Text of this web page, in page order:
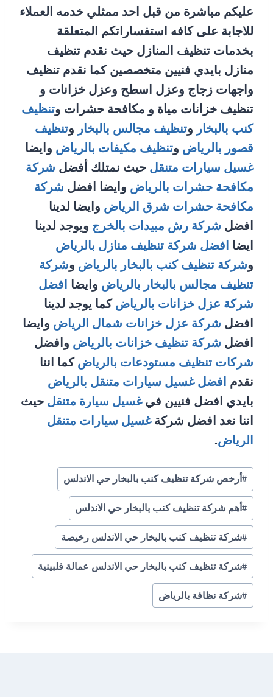
عليكم مباشرة من قبل احد ممثلي خدمه العملاء
للاجابة على كافه استفساراتكم المتعلقة
بخدمات تنظيف المنازل حيث نقدم تنظيف
منازل بايدي فنيين متخصصين كما نقدم تنظيف
واجهات زجاج وعزل اسطح وعزل خزانات و
تنظيف خزانات مياة و مكافحة حشرات وتنظيف
كنب بالبخار وتنظيف مجالس بالبخار وتنظيف
قصور بالرياض وتنظيف مكيفات بالرياض وايضا
غسيل سيارات متنقل حيث نمتلك أفضل شركة
مكافحة حشرات بالرياض وايضا افضل شركة
مكافحة حشرات شرق الرياض وايضا لدينا
افضل شركة رش مبيدات بالخرج ويوجد لدينا
ايضا
افضل شركة تنظيف منازل بالرياض
وشركة تنظيف كنب بالبخار بالرياض وشركة
تنظيف مجالس بالبخار بالرياض وايضا
افضل
شركة عزل خزانات بالرياض كما يوجد لدينا
افضل شركة عزل خزانات شمال الرياض وايضا
افضل شركة تنظيف خزانات بالرياض وافضل
شركات تنظيف مستودعات بالرياض كما اننا
نقدم افضل غسيل سيارات متنقل بالرياض
بايدي افضل فنيين فيغسيل سيارة متنقل حيث
اننا نعد افضل شركةغسيل سيارات متنقل
الرياض.
وسوم
المقال:
#أرخص شركة تنظيف كنب بالبخار حي الاندلس
#أهم شركة تنظيف كنب بالبخار حي الاندلس
#شركة تنظيف كنب بالبخار حي الاندلس رخيصة
#شركة تنظيف كنب بالبخار حي الاندلس عمالة فلبينية
#شركة نظافة بالرياض